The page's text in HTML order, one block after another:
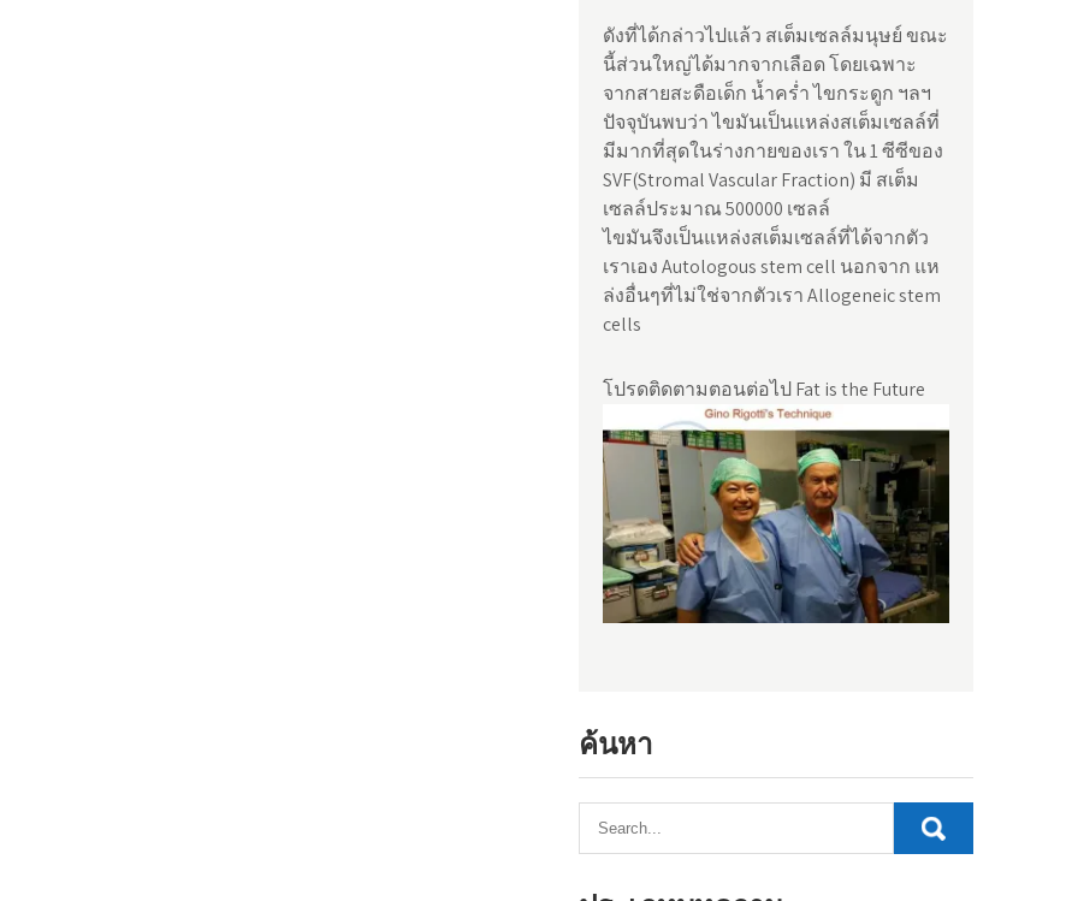
ดังที่ได้กล่าวไปแล้ว สเต็มเซลล์มนุษย์ ขณะ
นี้ส่วนใหญ่ได้มากจากเลือด โดยเฉพาะ
จากสายสะดือเด็ก น้ำคร่ำ ไขกระดูก ฯลฯ
ปัจจุบันพบว่า ไขมันเป็นแหล่งสเต็มเซลล์ที่
มีมากที่สุดในร่างกายของเรา ใน 1 ซีซีของ
SVF(Stromal Vascular Fraction) มี สเต็ม
เซลล์ประมาณ 500000 เซลล์
ไขมันจึงเป็นแหล่งสเต็มเซลล์ที่ได้จากตัว
เราเอง Autologous stem cell นอกจาก แห
ล่งอื่นๆที่ไม่ใช่จากตัวเรา Allogeneic stem
cells
โปรดติดตามตอนต่อไป Fat is the Future
ค้นหา